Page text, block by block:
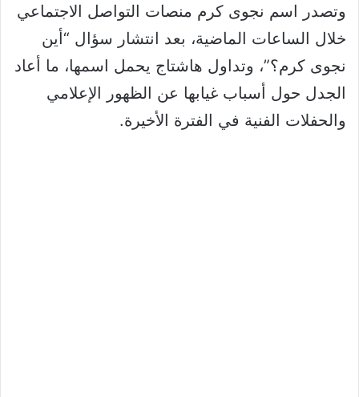
وتصدر اسم نجوى كرم منصات التواصل الاجتماعي
خلال الساعات الماضية، بعد انتشار سؤال “أين
نجوى كرم؟”، وتداول هاشتاج يحمل اسمها، ما أعاد
الجدل حول أسباب غيابها عن الظهور الإعلامي
والحفلات الفنية في الفترة الأخيرة.